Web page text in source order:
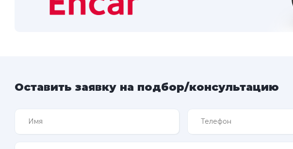
Оставить заявку на подбор/консультацию